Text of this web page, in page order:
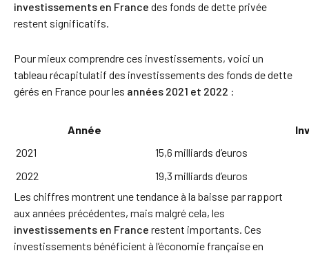
investissements en France des fonds de dette privée
restent significatifs.
Pour mieux comprendre ces investissements, voici un
tableau récapitulatif des investissements des fonds de dette
gérés en France pour les années 2021 et 2022 :
Année
2021
15,6 milliards d’euros
2022
19,3 milliards d’euros
Les chiffres montrent une tendance à la baisse par rapport
aux années précédentes, mais malgré cela, les
investissements en France restent importants. Ces
investissements bénéficient à l’économie française en